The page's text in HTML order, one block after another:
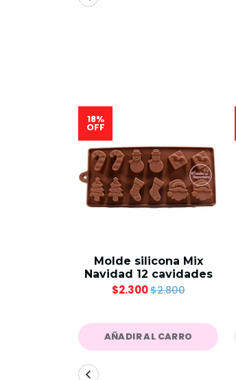
18%
OFF
Molde silicona Mix
Navidad 12 cavidades
$2.300$2.800
AÑADIR AL CARRO